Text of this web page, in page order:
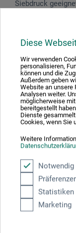
Diese
Wir verwenden
personalisieren,
können und die
Außerdem geben
Website an unsere
Analysen weiter.
möglicherweise
bereitgestellt
Dienste
Cookies, wenn Sie
Weitere
Notwendig
Statistiken
Marketing
Siebdruck
Schreiben Sie